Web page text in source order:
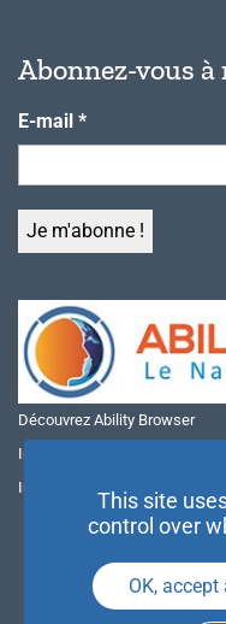
Abonnez-vous
E-mail *
Découvrez Ability Browser
Installer Ability Browser sur
Installer Ability Browser sur
This site
control over
OK, accept